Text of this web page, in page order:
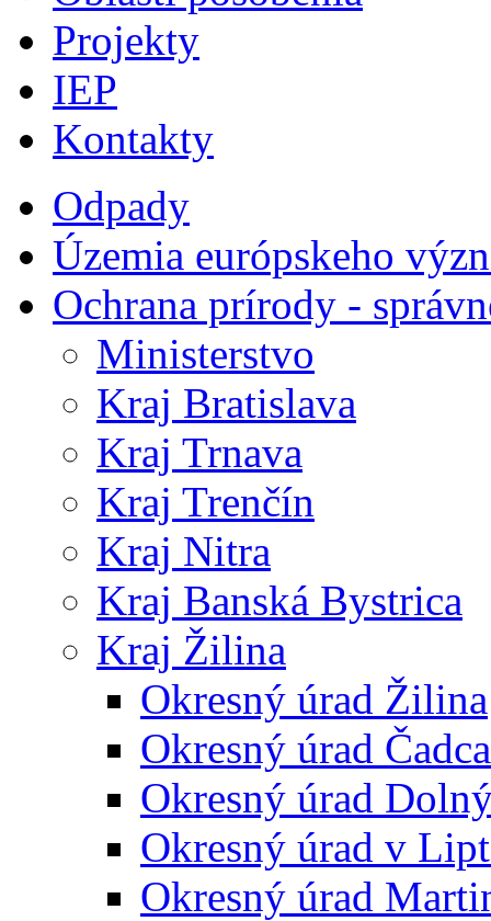
Projekty
IEP
Kontakty
Odpady
Územia európskeho
Ochrana prírody -
Ministerstvo
Kraj Bratislava
Kraj Trnava
Kraj Trenčín
Kraj Nitra
Kraj Banská Bystrica
Kraj Žilina
Okresný úrad Žilina
Okresný úrad Čadca
Okresný úrad
Okresný úrad v
Okresný úrad